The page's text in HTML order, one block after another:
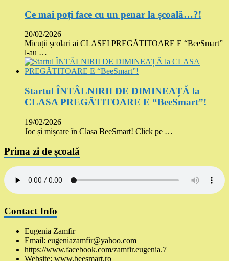
Ce mai poți face cu un penar la școală…?!
20/02/2026
Micuții școlari ai CLASEI PREGĂTITOARE E “BeeSmart”
l-au …
Startul ÎNTÂLNIRII DE DIMINEAȚĂ la
CLASA PREGĂTITOARE E “BeeSmart”!
19/02/2026
Joc și mișcare în Clasa BeeSmart! Click pe …
Prima zi de școală
Contact Info
Eugenia Zamfir
Email: eugeniazamfir@yahoo.com
https://www.facebook.com/zamfir.eugenia.7
Website: www.beesmart.ro